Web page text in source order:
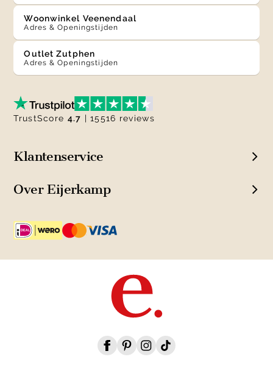
Woonwinkel Veenendaal
Adres & Openingstijden
Outlet Zutphen
Adres & Openingstijden
Klantenservice
Over Eijerkamp
TrustScore 4.7 | 15516 reviews